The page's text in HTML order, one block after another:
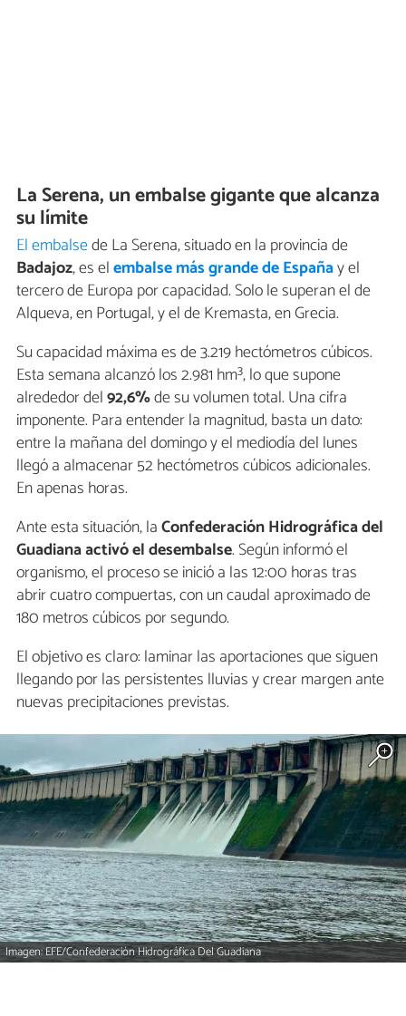
La Serena, un embalse gigante que alcanza
su límite
El embalsede La Serena, situado en la provincia de
Badajoz, es elembalse más grande de Españay el
tercero de Europa por capacidad. Solo le superan el de
Alqueva, en Portugal, y el de Kremasta, en Grecia.
Su capacidad máxima es de 3.219 hectómetros cúbicos.
Esta semana alcanzó los 2.981 hm³, lo que supone
alrededor del92,6%de su volumen total. Una cifra
imponente. Para entender la magnitud, basta un dato:
entre la mañana del domingo y el mediodía del lunes
llegó a almacenar 52 hectómetros cúbicos adicionales.
En apenas horas.
Ante esta situación, laConfederación Hidrográfica del
Guadiana activó el desembalse. Según informó el
organismo, el proceso se inició a las 12:00 horas tras
abrir cuatro compuertas, con un caudal aproximado de
180 metros cúbicos por segundo.
El objetivo es claro: laminar las aportaciones que siguen
llegando por las persistentes lluvias y crear margen ante
nuevas precipitaciones previstas.
Imagen: EFE/Confederación Hidrográfica Del Guadiana